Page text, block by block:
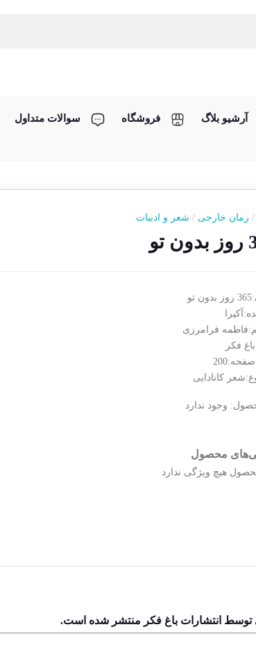
آرشیو بلاگ فروشگاه سوالات متداول
/ رمان خارجی / شعر و ادبیات
تو
فرامرزی
فکر
کانادایی
وجود ندارد
محصول
هیچ ویژگی ندارد